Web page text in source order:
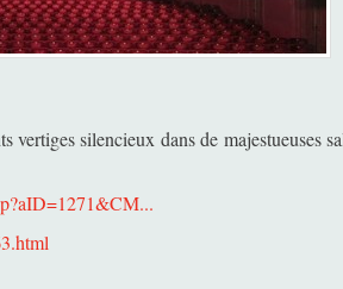
vertiges silencieux dans de majestueuses